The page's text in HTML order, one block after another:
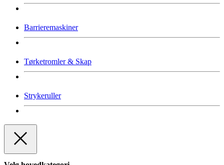
Barrieremaskiner
Tørketromler & Skap
Strykeruller